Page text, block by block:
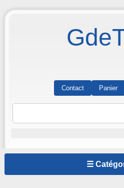
Contact Panier
☰